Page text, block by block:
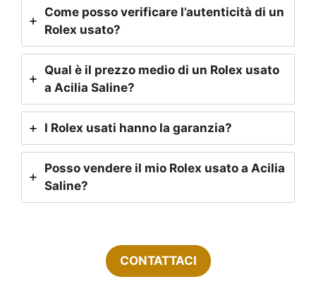
Come posso verificare l’autenticità di un
Rolex usato?
Qual è il prezzo medio di un Rolex usato
a Acilia Saline?
I Rolex usati hanno la garanzia?
Posso vendere il mio Rolex usato a Acilia
Saline?
CONTATTACI